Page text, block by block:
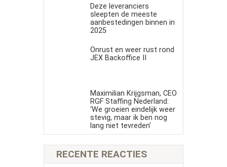
Deze leveranciers
sleepten de meeste
aanbestedingen binnen in
2025
Onrust en weer rust rond
JEX Backoffice II
Maximilian Krijgsman, CEO
RGF Staffing Nederland:
‘We groeien eindelijk weer
stevig, maar ik ben nog
lang niet tevreden’
RECENTE REACTIES